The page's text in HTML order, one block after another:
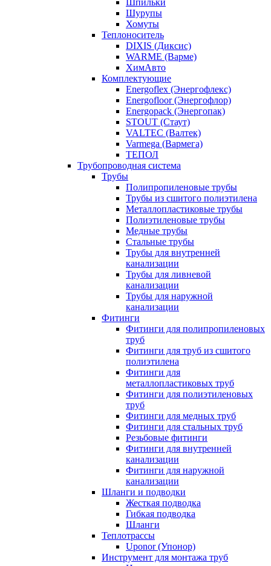
Шпильки
Шурупы
Хомуты
Теплоноситель
DIXIS (Диксис)
WARME (Варме)
ХимАвто
Комплектующие
Energoflex (Энергофлекс)
Energofloor (Энергофлор)
Energopack (Энергопак)
STOUT (Стаут)
VALTEC (Валтек)
Varmega (Вармега)
ТЕПОЛ
Трубопроводная система
Трубы
Полипропиленовые трубы
Трубы из сшитого полиэтилена
Металлопластиковые трубы
Полиэтиленовые трубы
Медные трубы
Стальные трубы
Трубы для внутренней
канализации
Трубы для ливневой
канализации
Трубы для наружной
канализации
Фитинги
Фитинги для полипропиленовых
труб
Фитинги для труб из сшитого
полиэтилена
Фитинги для
металлопластиковых труб
Фитинги для полиэтиленовых
труб
Фитинги для медных труб
Фитинги для стальных труб
Резьбовые фитинги
Фитинги для внутренней
канализации
Фитинги для наружной
канализации
Шланги и подводки
Жесткая подводка
Гибкая подводка
Шланги
Теплотрассы
Uponor (Упонор)
Инструмент для монтажа труб